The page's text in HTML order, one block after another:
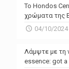
Το Hondos
χρώματα της
04/10/2024
Λάμψτε με τη
essence: got